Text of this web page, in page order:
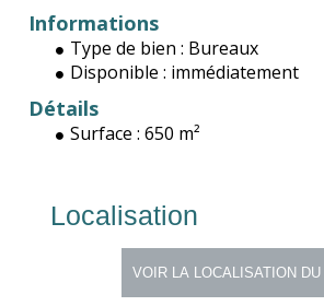
Informations
Type de bien : Bureaux
Disponible : immédiatement
Détails
Surface : 650 m²
Localisation